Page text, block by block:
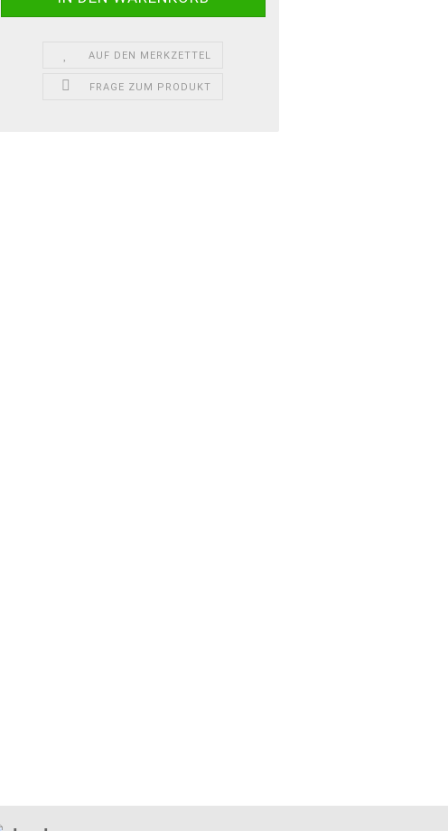
AUF DEN MERKZETTEL
FRAGE ZUM PRODUKT